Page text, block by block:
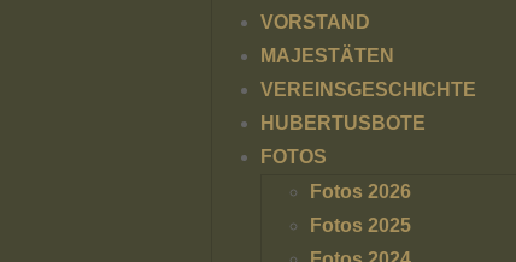
VORSTAND
MAJESTÄTEN
VEREINSGESCHICHTE
HUBERTUSBOTE
FOTOS
Fotos 2026
Fotos 2025